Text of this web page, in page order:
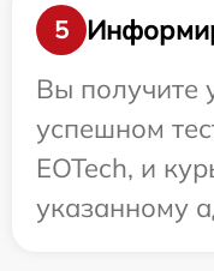
5
Вы получите
успешном
EOTech, и
указанному